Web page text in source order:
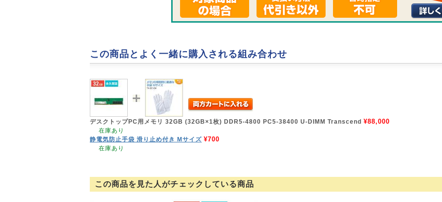
この商品とよく一緒に購入される組み合わせ
デスクトップPC用メモリ 32GB (32GB×1枚) DDR5-4800 PC5-38400 U-DIMM Transcend ¥88,000
在庫あり
静電気防止手袋 滑り止め付き Mサイズ ¥700
在庫あり
この商品を見た人がチェックしている商品